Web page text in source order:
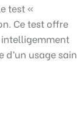
test «
Ce test offre
intelligemment
d’un usage sain